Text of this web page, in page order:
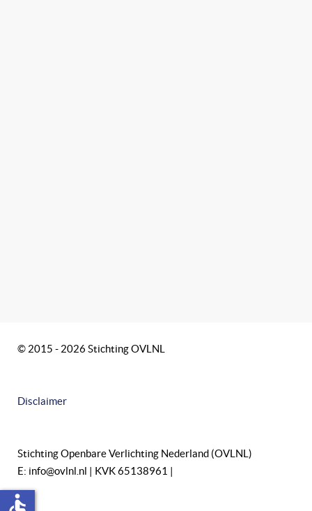
© 2015 - 2026 Stichting OVLNL
Disclaimer
Stichting Openbare Verlichting Nederland (OVLNL)
E: info@ovlnl.nl | KVK 65138961 |
accessible